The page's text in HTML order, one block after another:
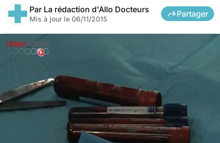
Par La rédaction d'Allo Docteurs
Mis à jour le 06/11/2015
Partager